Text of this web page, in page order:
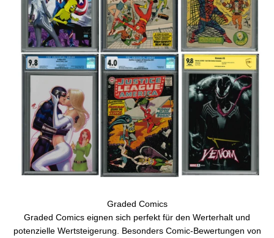
Graded Comics eignen sich perfekt für den Werterhalt und
potenzielle Wertsteigerung. Besonders Comic-Bewertungen von